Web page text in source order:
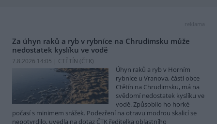
reklama
Za úhyn raků a ryb v rybníce na Chrudimsku může
nedostatek kyslíku ve vodě
7.8.2026 14:05 | CTĚTÍN (ČTK)
Úhyn raků a ryb v Horním
rybníce u Vranova, části obce
Ctětín na Chrudimsku, má na
svědomí nedostatek kyslíku ve
vodě. Způsobilo ho horké
počasí s minimem srážek. Podezření na otravu modrou skalicí se
nepotvrdilo, uvedla na dotaz ČTK ředitelka oblastního